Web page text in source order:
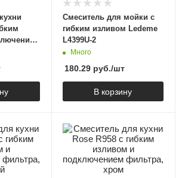
Смеситель для мойки с
гибким изливом Ledeme
L4399U-2
Много
180.29руб./шт
В корзину